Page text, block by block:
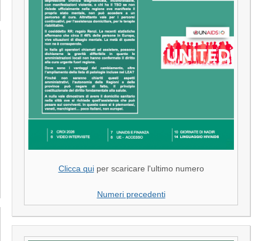
Clicca quiper scaricare l'ultimo numero
Numeri precedenti